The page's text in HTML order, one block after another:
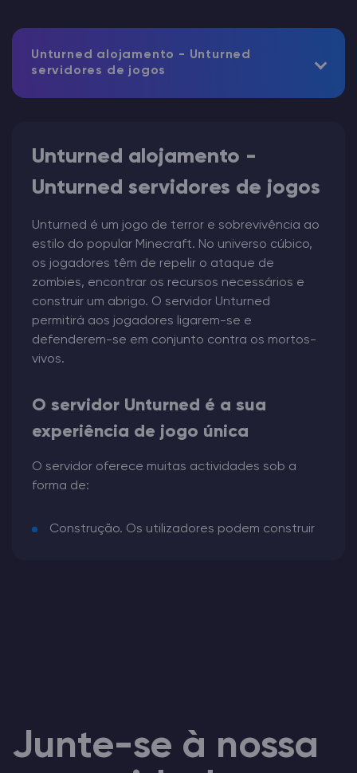
Unturned alojamento - Unturned
servidores de jogos
Unturned alojamento -
Unturned servidores de jogos
Unturned é um jogo de terror e sobrevivência ao
estilo do popular Minecraft. No universo cúbico,
os jogadores têm de repelir o ataque de
zombies, encontrar os recursos necessários e
construir um abrigo. O servidor Unturned
permitirá aos jogadores ligarem-se e
defenderem-se em conjunto contra os mortos-
vivos.
O servidor Unturned é a sua
experiência de jogo única
O servidor oferece muitas actividades sob a
forma de:
Construção. Os utilizadores podem construir
explorar e encontrar recursos.
Junte-se à nossa